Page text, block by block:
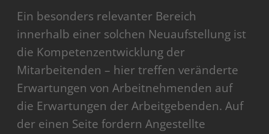
Ein besonders relevanter Bereich
innerhalb einer solchen Neuaufstellung ist
die Kompetenzentwicklung der
Mitarbeitenden – hier treffen veränderte
Erwartungen von Arbeitnehmenden auf
die Erwartungen der Arbeitgebenden. Auf
der einen Seite fordern Angestellte